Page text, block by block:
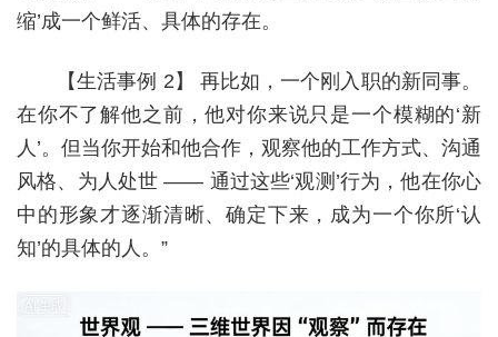
缩’成一个鲜活、具体的存在。
【生活事例 2】 再比如，一个刚入职的新同事。
在你不了解他之前，他对你来说只是一个模糊的‘新
人’。但当你开始和他合作，观察他的工作方式、沟通
风格、为人处世 —— 通过这些‘观测’行为，他在你心
中的形象才逐渐清晰、确定下来，成为一个你所‘认
知’的具体的人。”